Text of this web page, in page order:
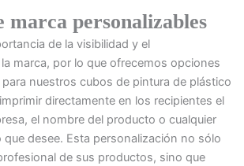
marca personalizables
de la visibilidad y el
marca, por lo que ofrecemos opciones
nuestros cubos de pintura de plástico
directamente en los recipientes el
el nombre del producto o cualquier
desee. Esta personalización no sólo
de sus productos, sino que